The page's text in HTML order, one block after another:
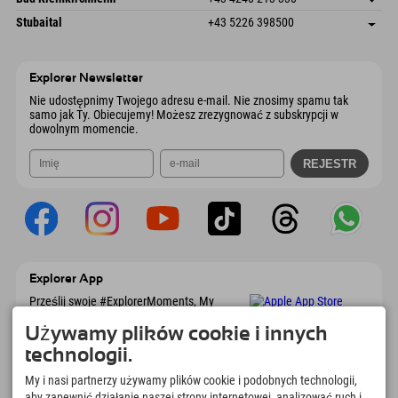
6441 Umhausen
Austria
Informacje o przyjeździe
Książka
Dorfstraße 24
Zapisz adres
Stubaital +43 5226 398500
Explorer Newsletter
Nie udostępnimy Twojego adresu e-mail. Nie znosimy spamu tak
samo jak Ty. Obiecujemy! Możesz zrezygnować z subskrypcji w
dowolnym momencie.
Explorer App
Prześlij swoje #ExplorerMoments, My
marzeń, przeglądem restauracji i wieloma
innymi. Pobierz teraz!
Czas na chwile odkrywcy
Używamy plików cookie i innych
technologii.
My i nasi partnerzy używamy plików cookie i podobnych technologii,